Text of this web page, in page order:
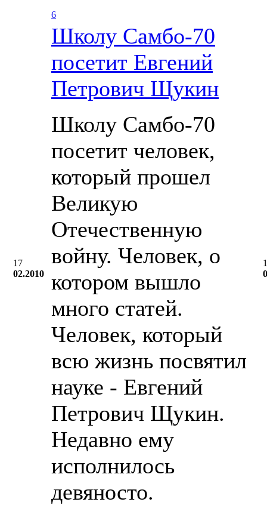
6
17
02.2010
Школу Cамбо-70
посетит Евгений
Петрович Щукин
Школу Cамбо-70
посетит человек,
который прошел
Великую
Отечественную
войну. Человек, о
котором вышло
много статей.
Человек, который
всю жизнь посвятил
науке - Евгений
Петрович Щукин.
Недавно ему
исполнилось
девяносто.